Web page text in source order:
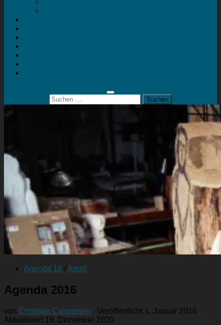
Suchen
nach:
Agenda 16 /Artort
Agenda 2016
von Christian Caspersen · Veröffentlicht 1. Januar 2016 ·
Aktualisiert 19. Dezember 2020